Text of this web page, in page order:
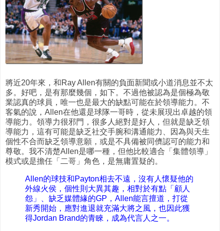
將近20年來，和Ray Allen有關的負面新聞或小道消息並不太
多。好吧，是有那麼幾個，如下。不過他被認為是個極為敬
業認真的球員，唯一也是最大的缺點可能在於領導能力。不
客氣的說，Allen在他還是球隊一哥時，從未展現出卓越的領
導能力。領導力很邪門，很多人絕對是好人，但就是缺乏領
導能力，這有可能是缺乏社交手腕和溝通能力、因為與天生
個性不合而缺乏領導意願，或是不具備被同儕認可的能力和
尊敬。我不清楚Allen是哪一種，但他比較適合「集體領導」
模式或是擔任「二哥」角色，是無庸置疑的。
Allen的球技和Payton相去不遠，沒有人懷疑他的
外線火侯，個性則大異其趣，相對於有點「顧人
怨」、缺乏媒體緣的GP，Allen能言擅道，打從
新秀開始，應對進退就充滿大將之風，也因此獲
得Jordan Brand的青睞，成為代言人之一。